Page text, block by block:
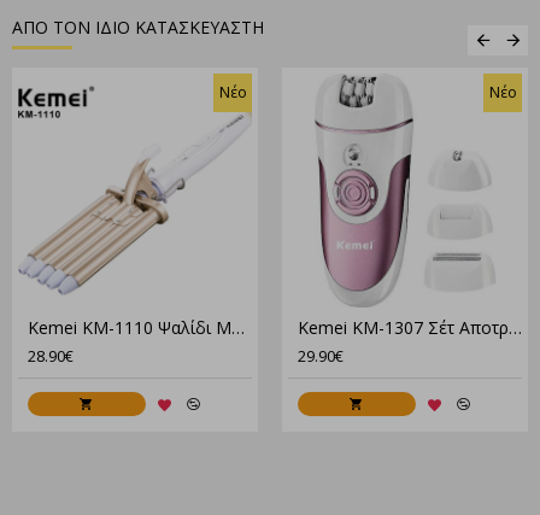
ΑΠΟ ΤΟΝ ΙΔΙΟ ΚΑΤΑΣΚΕΥΑΣΤΗ
Νέο
Kemei KM-1110 Ψαλίδι Μαλλιών για Κυματιστά Μαλλιά 45W
28.90€
Νέο
Kemei KM-1307 Σέτ Αποτρίχωσης Epilator Για Σώμα 4 Σε 1
29.90€